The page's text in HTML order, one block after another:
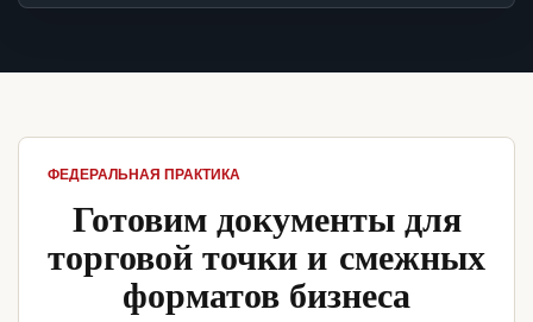
ФЕДЕРАЛЬНАЯ ПРАКТИКА
Готовим документы для
торговой точки и смежных
форматов бизнеса